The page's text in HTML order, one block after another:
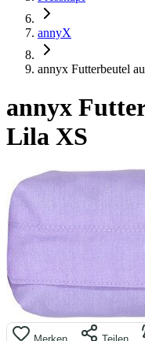
annyX
annyx Futterbeutel
annyx
Lila XS